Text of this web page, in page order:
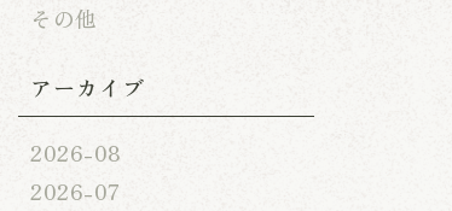
その他
アーカイブ
2026-08
2026-07